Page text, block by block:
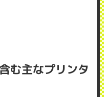
む主なプリンタ